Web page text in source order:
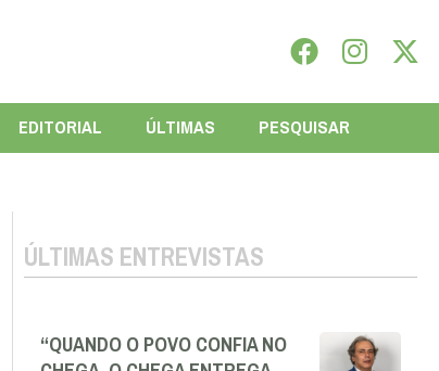
EDITORIAL ÚLTIMAS PESQUISAR
ÚLTIMAS ENTREVISTAS
“QUANDO O POVO CONFIA NO